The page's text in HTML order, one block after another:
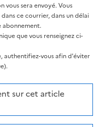
sera envoyé. Vous
ce courrier, dans un délai
abonnement.
que vous renseignez ci-
authentifiez-vous afin d'éviter
sur cet article